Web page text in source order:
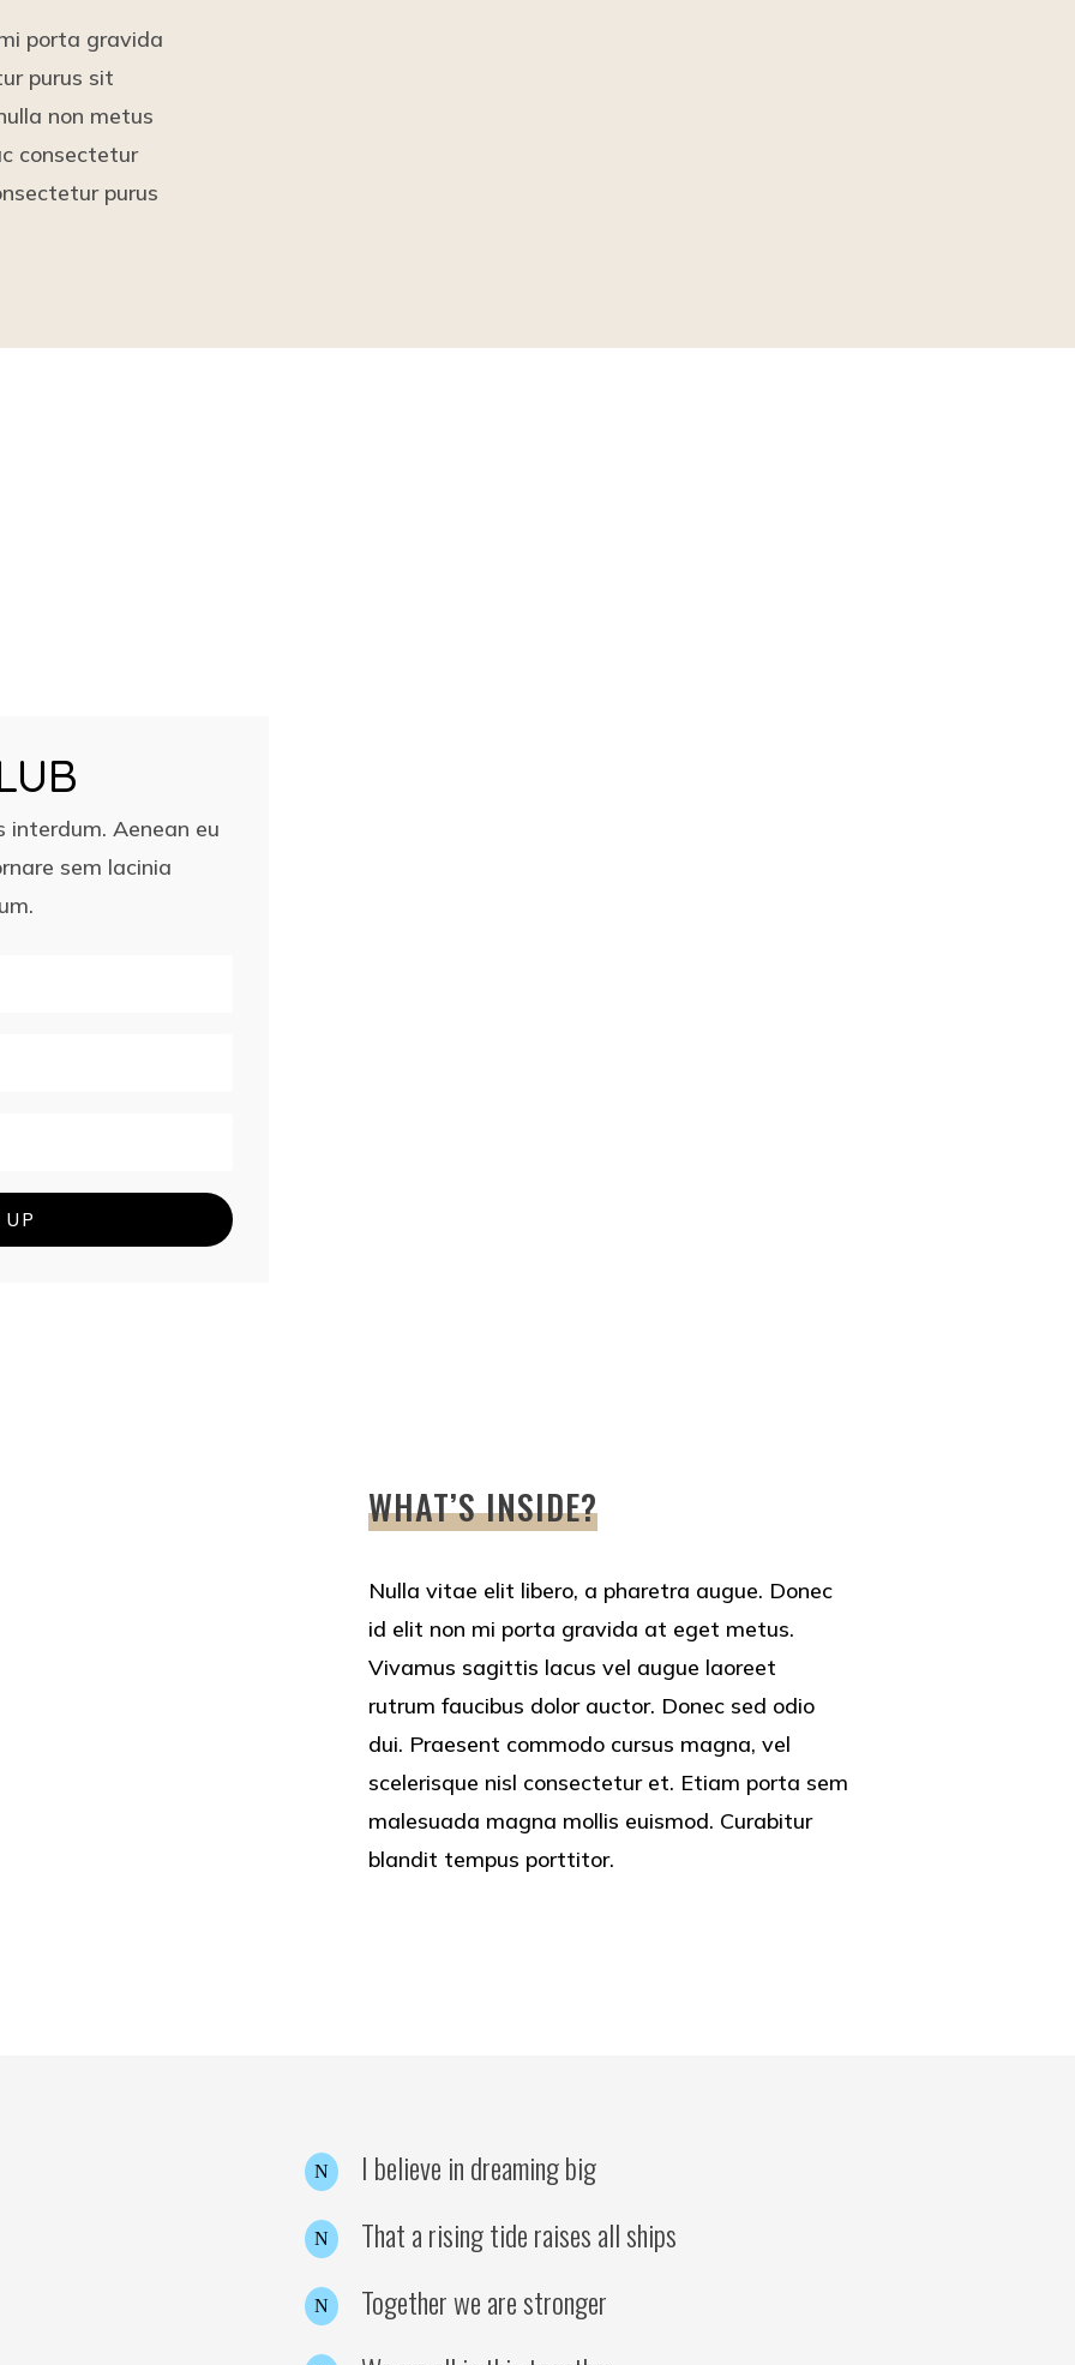
porta gravida
purus sit
non metus
consectetur
purus
interdum. Aenean eu
sem lacinia
WHAT’S INSIDE?
Nulla vitae elit libero, a pharetra augue. Donec
id elit non mi porta gravida at eget metus.
Vivamus sagittis lacus vel augue laoreet
rutrum faucibus dolor auctor. Donec sed odio
dui. Praesent commodo cursus magna, vel
scelerisque nisl consectetur et. Etiam porta sem
malesuada magna mollis euismod. Curabitur
blandit tempus porttitor.
N I believe in dreaming big
N That a rising tide raises all ships
N Together we are stronger